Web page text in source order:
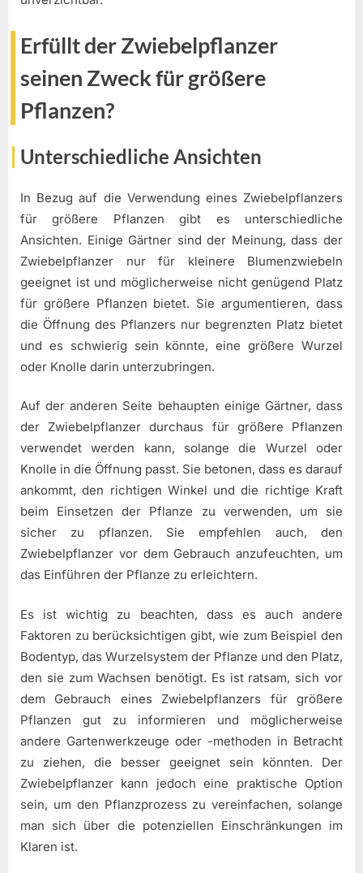
Erfüllt der Zwiebelpflanzer
seinen Zweck für größere
Pflanzen?
Unterschiedliche Ansichten
In Bezug auf die Verwendung eines Zwiebelpflanzers
für größere Pflanzen gibt es unterschiedliche
Ansichten. Einige Gärtner sind der Meinung, dass der
Zwiebelpflanzer nur für kleinere Blumenzwiebeln
geeignet ist und möglicherweise nicht genügend Platz
für größere Pflanzen bietet. Sie argumentieren, dass
die Öffnung des Pflanzers nur begrenzten Platz bietet
und es schwierig sein könnte, eine größere Wurzel
oder Knolle darin unterzubringen.
Auf der anderen Seite behaupten einige Gärtner, dass
der Zwiebelpflanzer durchaus für größere Pflanzen
verwendet werden kann, solange die Wurzel oder
Knolle in die Öffnung passt. Sie betonen, dass es darauf
ankommt, den richtigen Winkel und die richtige Kraft
beim Einsetzen der Pflanze zu verwenden, um sie
sicher zu pflanzen. Sie empfehlen auch, den
Zwiebelpflanzer vor dem Gebrauch anzufeuchten, um
das Einführen der Pflanze zu erleichtern.
Es ist wichtig zu beachten, dass es auch andere
Faktoren zu berücksichtigen gibt, wie zum Beispiel den
Bodentyp, das Wurzelsystem der Pflanze und den Platz,
den sie zum Wachsen benötigt. Es ist ratsam, sich vor
dem Gebrauch eines Zwiebelpflanzers für größere
Pflanzen gut zu informieren und möglicherweise
andere Gartenwerkzeuge oder -methoden in Betracht
zu ziehen, die besser geeignet sein könnten. Der
Zwiebelpflanzer kann jedoch eine praktische Option
sein, um den Pflanzprozess zu vereinfachen, solange
man sich über die potenziellen Einschränkungen im
Klaren ist.